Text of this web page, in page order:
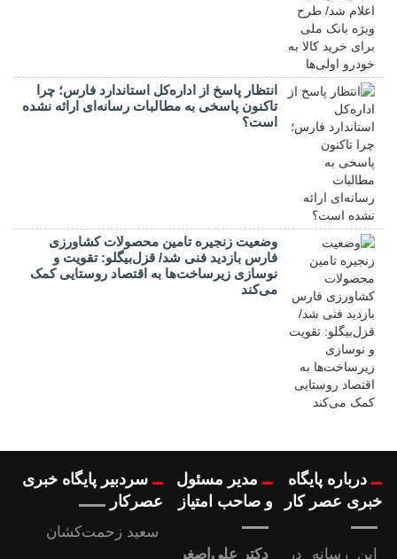
انتظار پاسخ از اداره‌کل استاندارد فارس؛ چرا
تاکنون پاسخی به مطالبات رسانه‌ای ارائه نشده
است؟
وضعیت زنجیره تامین محصولات کشاورزی
فارس بازدید فنی شد/ قزل‌بیگلو: تقویت و
نوسازی زیرساخت‌ها به اقتصاد روستایی کمک
می‌کند
درباره پایگاه
خبری عصر کار
این رسانه در
مدیر مسئول
و صاحب امتیاز
دکتر علی‌اصغر
سردبیر پایگاه خبری
عصرکار
سعید زحمت‌کشان